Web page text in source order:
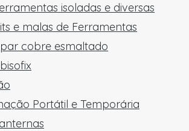
isoladas e diversas
e malas de Ferramentas
cobre esmaltado
Portátil e Temporária